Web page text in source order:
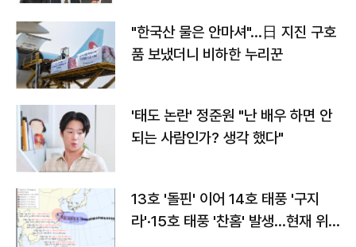
"한국산 물은 안마셔"…日 지진 구호
품 보냈더니 비하한 누리꾼
'태도 논란' 정준원 "난 배우 하면 안
되는 사람인가? 생각 했다"
13호 '돌핀' 이어 14호 태풍 '구지
라'·15호 태풍 '찬홈' 발생…현재 위